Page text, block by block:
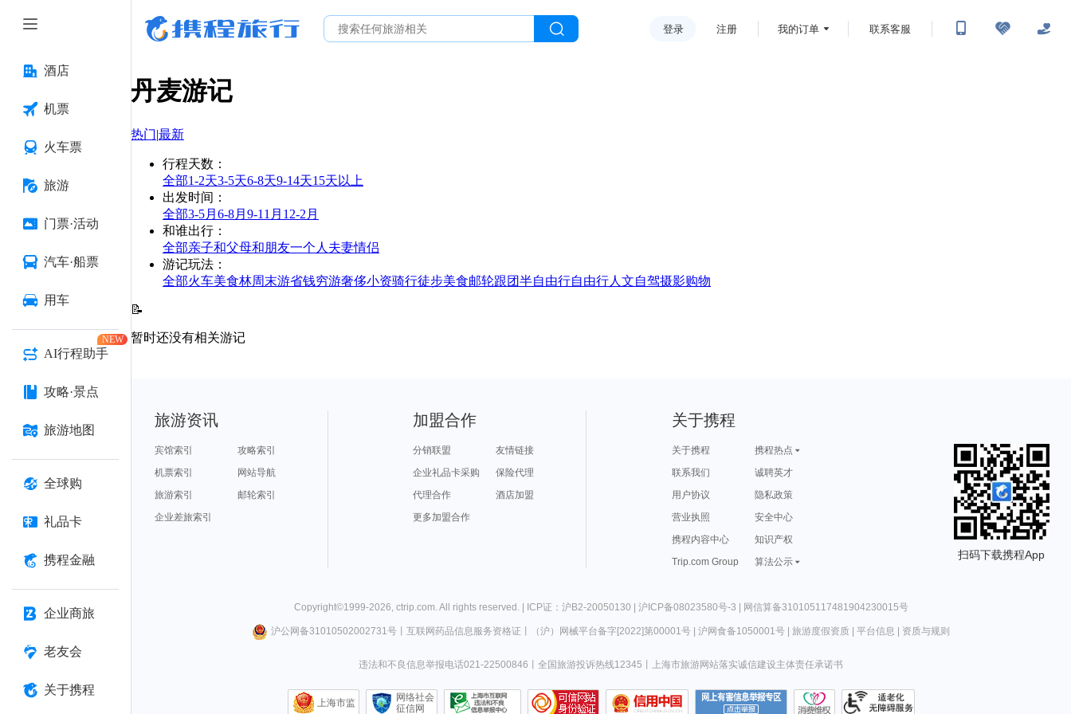
酒店
机票
火车票
旅游
门票·活动
汽车·船票
用车
AI行程助手
NEW
攻略·景点
旅游地图
全球购
礼品卡
携程金融
企业商旅
老友会
关于携程
登录 注册 我的订单 联系客服
丹麦游记
热门|最新
行程天数 ：
全部1-2天3-5天6-8天9-14天15天以上
出发时间 ：
全部3-5月 6-8月 9-11月 12-2月
和谁出行 ：
全部亲子和父母和朋友一个人 夫妻情侣
游记玩法 ：
全部火车美食林周末游省钱穷游奢侈小资骑行徒步美食邮轮跟团半自由行自由行人文自驾摄影购物
📝
暂时还没有相关游记
旅游资讯
宾馆索引
攻略索引
机票索引
网站导航
旅游索引
邮轮索引
企业差旅索引
加盟合作
分销联盟
友情链接
企业礼品卡采购
保险代理
代理合作
酒店加盟
更多加盟合作
关于携程
关于携程
携程热点
联系我们
诚聘英才
用户协议
隐私政策
营业执照
安全中心
携程内容中心
知识产权
Trip.com Group
算法公示
扫码下载携程App
Copyright©1999-2026, ctrip.com. All rights reserved. | ICP证：沪B2-20050130 | 沪ICP备08023580号-3 | 网信算备310105117481904230015号
沪公网备31010502002731号丨 互联网药品信息服务资格证 （沪）网械平台备字[2022]第00001号| 沪网食备1050001号| 旅游度假资质| 平台信息 资质与规则
违法和不良信息举报电话021-22500846 全国旅游投诉热线12345 上海市旅游网站落实诚信建设主体责任承诺书
上海市监
网络社会
征信网